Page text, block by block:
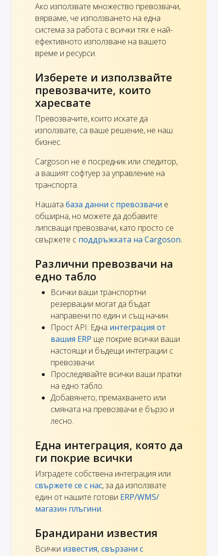
Ако използвате множество превозвачи,
вярваме, че използването на една
система за работа с всички тях е най-
ефективното използване на вашето
време и ресурси.
Изберете и използвайте
превозвачите, които
харесвате
Превозвачите, които искате да
използвате, са ваше решение, не наш
бизнес.
Cargoson не е посредник или спедитор,
а вашият софтуер за управление на
транспорта.
Нашата база данни с превозвачи е
обширна, но можете да добавите
липсващи превозвачи, като просто се
свържете с поддръжката на Cargoson.
Различни превозвачи на
едно табло
Всички ваши транспортни
резервации могат да бъдат
направени по един и същ начин.
Прост API: Една интеграция от
вашия ERP ще покрие всички ваши
настоящи и бъдещи интеграции с
превозвачи.
Проследявайте всички ваши пратки
на едно табло.
Добавянето, премахването или
смяната на превозвачи е бързо и
лесно.
Една интеграция, която да
ги покрие всички
Изградете собствена интеграция или
свържете се с нас, за да използвате
един от нашите готови ERP/WMS/
магазин плъгини.
Брандирани известия
Всички известия, свързани с